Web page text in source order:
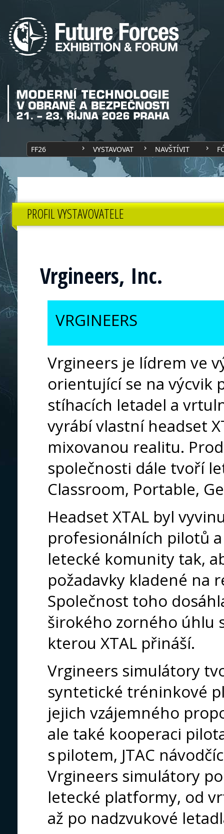
FF26 VYSTAVOVAT NAVŠTÍVIT
PROFIL VYSTAVOVATELE
Vrgineers, Inc.
VRGINEERS
Vrgineers je lídrem ve
orientující se na výcvik
stíhacích letadel a
vyrábí vlastní headset
mixovanou realitu.
společnosti dále tvoří
Classroom, Portable,
Headset XTAL byl
profesionálních pilotů
letecké komunity tak,
požadavky kladené na
Společnost toho
širokého zorného úhlu
kterou XTAL přináší.
Vrgineers simulátory
syntetické tréninkové
jejich vzájemného
ale také kooperaci
s pilotem, JTAC
Vrgineers simulátory
letecké platformy, od
až po nadzvukové